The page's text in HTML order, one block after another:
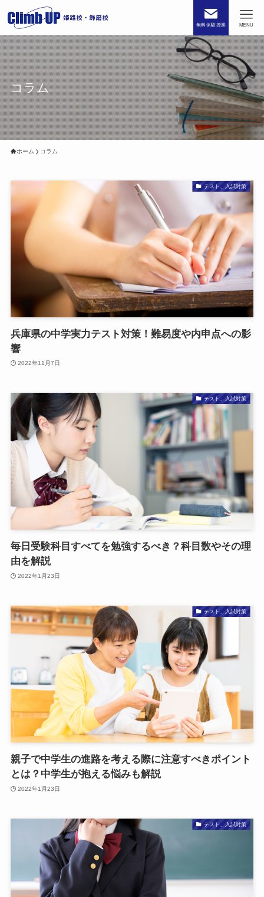
無料体験授業 MENU
コラム
ホーム コラム
テスト、入試対策
兵庫県の中学実力テスト対策！難易度や内申点への影
響
2022年11月7日
テスト、入試対策
毎日受験科目すべてを勉強するべき？科目数やその理
由を解説
2022年1月23日
テスト、入試対策
親子で中学生の進路を考える際に注意すべきポイント
とは？中学生が抱える悩みも解説
2022年1月23日
テスト、入試対策